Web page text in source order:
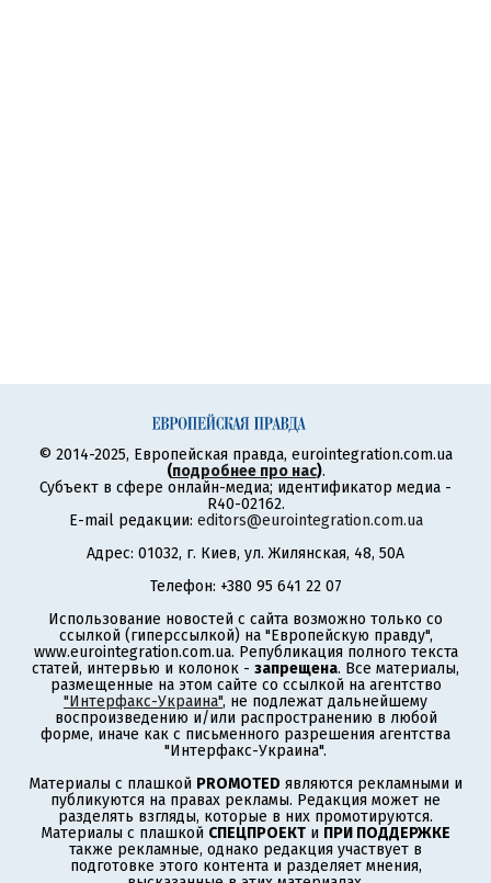
© 2014-2025, Европейская правда, eurointegration.com.ua
(подробнее про нас).
Субъект в сфере онлайн-медиа; идентификатор медиа -
R40-02162.
E-mail редакции: editors@eurointegration.com.ua
Адрес: 01032, г. Киев, ул. Жилянская, 48, 50А
Телефон: +380 95 641 22 07
Использование новостей с сайта возможно только со
ссылкой (гиперссылкой) на "Европейскую правду",
www.eurointegration.com.ua. Републикация полного текста
статей, интервью и колонок - запрещена. Все материалы,
размещенные на этом сайте со ссылкой на агентство
"Интерфакс-Украина", не подлежат дальнейшему
воспроизведению и/или распространению в любой
форме, иначе как с письменного разрешения агентства
"Интерфакс-Украина".
Материалы с плашкой PROMOTED являются рекламными и
публикуются на правах рекламы. Редакция может не
разделять взгляды, которые в них промотируются.
Материалы с плашкой СПЕЦПРОЕКТ и ПРИ ПОДДЕРЖКЕ
также рекламные, однако редакция участвует в
подготовке этого контента и разделяет мнения,